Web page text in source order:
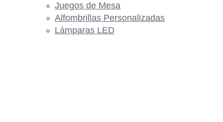
Juegos de Mesa
Alfombrillas Personalizadas
Lámparas LED